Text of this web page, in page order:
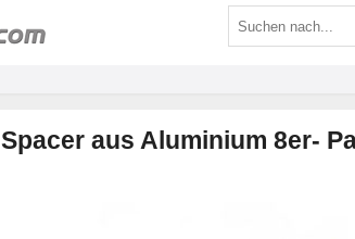
Spacer aus Aluminium 8er-